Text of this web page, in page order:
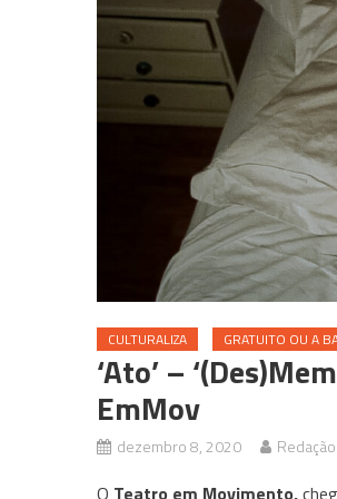
CULTURALIZA GRATUITO OU A
‘Ato’ –
EmMov
dezembro 8, 2020
O Teatro em Movimento,